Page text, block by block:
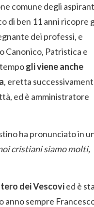
comune degli
di ben 11 anni ricopre
dei professi, e
Canonico, Patristica e
gli viene anche
, eretta
ed è amministratore
ha pronunciato in
cristiani siamo molti,
dei Vescovied è
anno sempre